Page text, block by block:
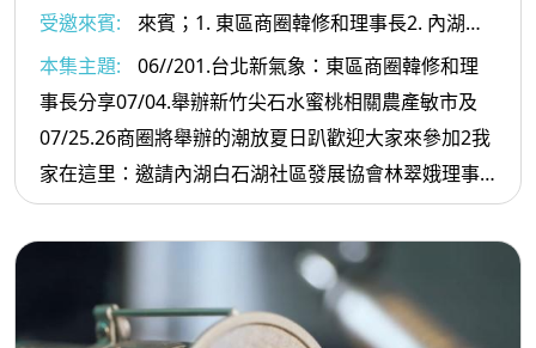
受邀來賓:
來賓；1. 東區商圈韓修和理事長2. 內湖白
石湖社區發展協會林翠娥理事長
本集主題:
06//201.台北新氣象：東區商圈韓修和理
事長分享07/04.舉辦新竹尖石水蜜桃相關農產敏市及
07/25.26商圈將舉辦的潮放夏日趴歡迎大家來參加2我
家在這里：邀請內湖白石湖社區發展協會林翠娥理事
長分享因應社區生態規劃的環境永續發展議題的作
法：